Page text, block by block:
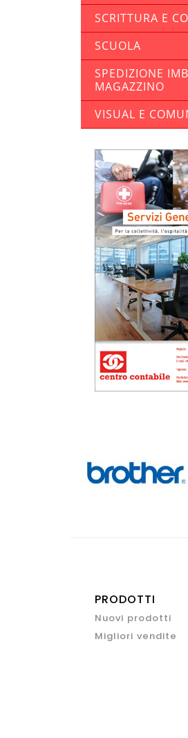
SCRITTURA E
SCUOLA
SPEDIZIONE
MAGAZZINO
VISUAL E
PRODOTTI
Nuovi prodotti
Migliori vendite